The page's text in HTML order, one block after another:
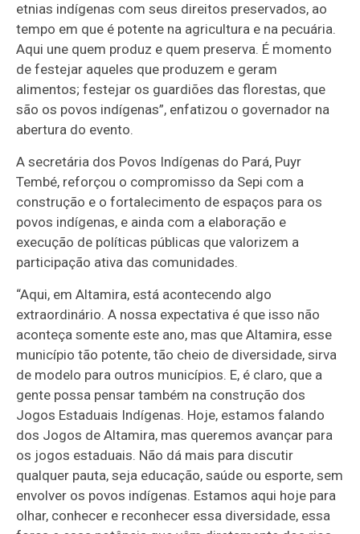
etnias indígenas com seus direitos preservados, ao
tempo em que é potente na agricultura e na pecuária.
Aqui une quem produz e quem preserva. É momento
de festejar aqueles que produzem e geram
alimentos; festejar os guardiões das florestas, que
são os povos indígenas”, enfatizou o governador na
abertura do evento.
A secretária dos Povos Indígenas do Pará, Puyr
Tembé, reforçou o compromisso da Sepi com a
construção e o fortalecimento de espaços para os
povos indígenas, e ainda com a elaboração e
execução de políticas públicas que valorizem a
participação ativa das comunidades.
“Aqui, em Altamira, está acontecendo algo
extraordinário. A nossa expectativa é que isso não
aconteça somente este ano, mas que Altamira, esse
município tão potente, tão cheio de diversidade, sirva
de modelo para outros municípios. E, é claro, que a
gente possa pensar também na construção dos
Jogos Estaduais Indígenas. Hoje, estamos falando
dos Jogos de Altamira, mas queremos avançar para
os jogos estaduais. Não dá mais para discutir
qualquer pauta, seja educação, saúde ou esporte, sem
envolver os povos indígenas. Estamos aqui hoje para
olhar, conhecer e reconhecer essa diversidade, essa